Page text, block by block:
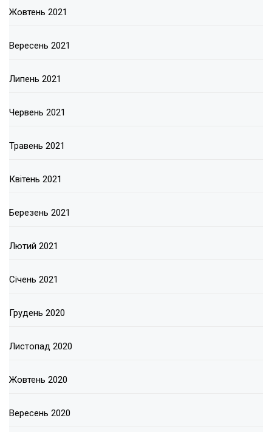
Жовтень 2021
Вересень 2021
Липень 2021
Червень 2021
Травень 2021
Квітень 2021
Березень 2021
Лютий 2021
Січень 2021
Грудень 2020
Листопад 2020
Жовтень 2020
Вересень 2020